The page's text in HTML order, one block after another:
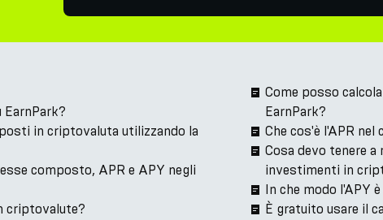
in criptovaluta utilizzando la
composto, APR e APY negli
criptovalute?
Come posso
EarnPark?
Che cos'è l'APR
Cosa devo tenere a
investimenti in
In che modo l'APY
È gratuito usare il